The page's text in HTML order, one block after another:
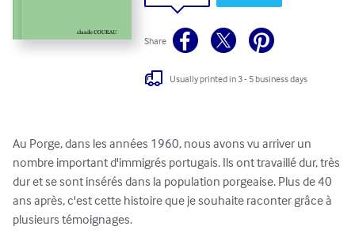
Share
Usually printed in 3 - 5 business days
Au Porge, dans les années 1960, nous avons vu arriver un
nombre important d'immigrés portugais. Ils ont travaillé dur, très
dur et se sont insérés dans la population porgeaise. Plus de 40
ans après, c'est cette histoire que je souhaite raconter grâce à
plusieurs témoignages.